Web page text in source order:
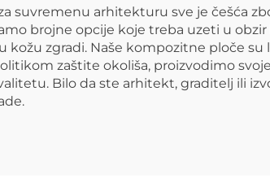
suvremenu arhitekturu sve je češća
brojne opcije koje treba uzeti u
zgradi. Naše kompozitne ploče
zaštite okoliša, proizvodimo
Bilo da ste arhitekt, graditelj ili